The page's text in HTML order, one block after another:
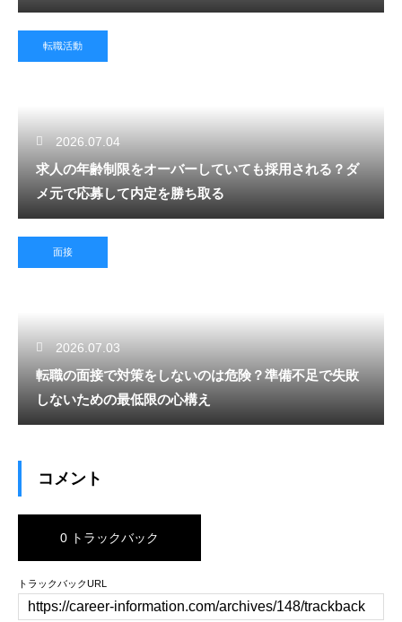
転職活動
2026.07.04
求人の年齢制限をオーバーしていても採用される？ダ
メ元で応募して内定を勝ち取る
面接
2026.07.03
転職の面接で対策をしないのは危険？準備不足で失敗
しないための最低限の心構え
コメント
0 トラックバック
トラックバックURL